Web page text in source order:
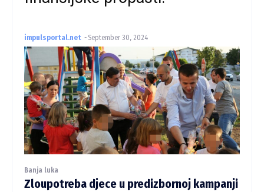
impulsportal.net - September 30, 2024
Banja luka
Zloupotreba djece u predizbornoj kampanji